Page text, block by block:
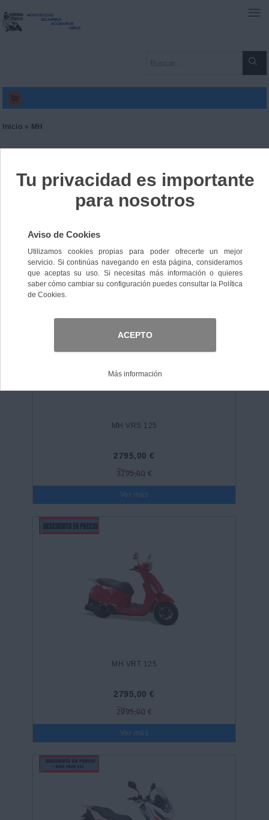
Inicio » MH
Ordenar por:
Nº de registros:
MH VRS 125
2795,00 €
3295,00 €
Ver más
MH VRT 125
2795,00 €
2995,00 €
Ver más